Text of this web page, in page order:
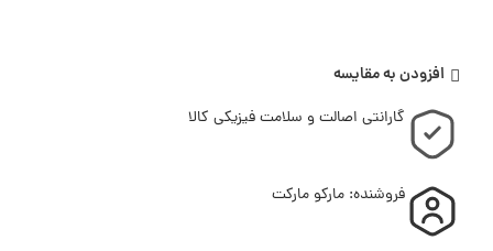
افزودن به مقایسه
گارانتی اصالت و سلامت فیزیکی کالا
فروشنده: مارکو مارکت